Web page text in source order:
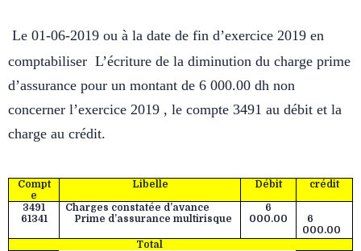
Le 01-06-2019 ou à la date de fin d’exercice 2019 en
comptabiliser L’écriture de la diminution du charge prime
d’assurance pour un montant de 6 000.00 dh non
concerner l’exercice 2019 , le compte 3491 au débit et la
charge au crédit.
Compt
e
Libelle Débit crédit
3491
61341
Charges constatée d’avance
Prime d’assurance multirisque
6
000.00
6
000.00
Total